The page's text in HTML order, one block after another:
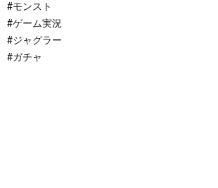
#モンスト
#ゲーム実況
#ジャグラー
#ガチャ